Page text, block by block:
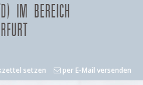
IM BEREICH
setzen per E-Mail versenden